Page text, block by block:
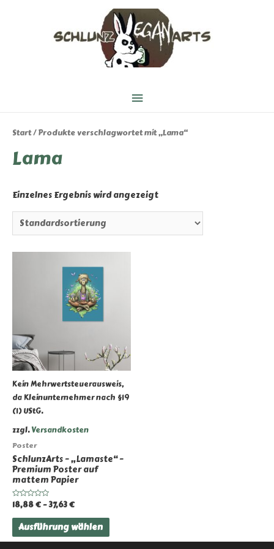
Hauptmenü
Start/ Produkte verschlagwortet mit „Lama“
Lama
Einzelnes Ergebnis wird angezeigt
Kein Mehrwertsteuerausweis,
da Kleinunternehmer nach §19
(1) UStG.
zzgl.Versandkosten
Poster
SchlunzArts – „Lamaste“ –
Premium Poster auf
mattem Papier
Bewertet
mit
0
von
18,88€–37,63€
Ausführung wählen
Dieses
Produkt